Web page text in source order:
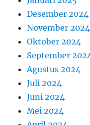
Desember 2024
November 2024
Oktober 2024
September
Agustus 2024
Juli 2024
Juni 2024
Mei 2024